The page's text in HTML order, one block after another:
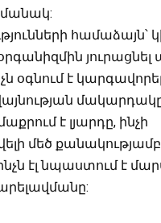
համաձայն՝
յուրացնել
օգնում է կարգավորել
է լյարդը, ինչի
մեծ քանակությամբ
էլ նպաստում է